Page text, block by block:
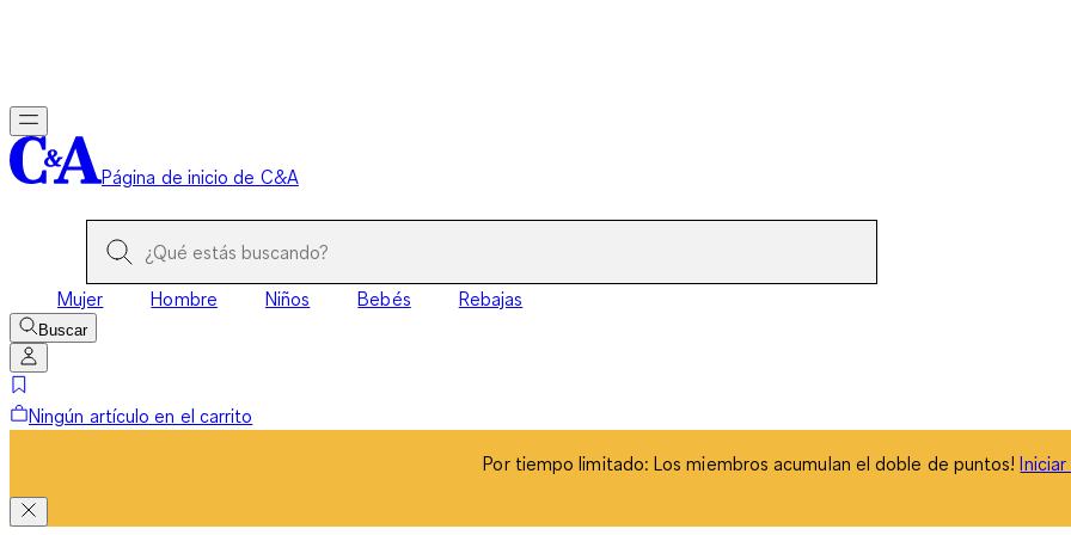
Página de inicio de C&A
Mujer Hombre Niños Bebés Rebajas
Buscar
Ningún artículo en el carrito
Por tiempo limitado: Los miembros acumulan el doble de puntos!